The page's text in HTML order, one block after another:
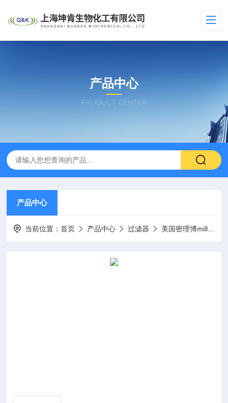
产品中心
PRODUCT CENTER
产品中心
当前位置：首页 产品中心 过滤器 美国密理博millipore